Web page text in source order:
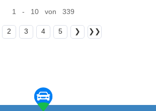
1 - 10 von 339
2 3 4 5 ❯ ❯❯